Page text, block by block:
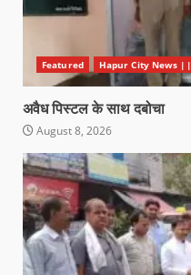
Featured Hapur City News ||
अवैध पिस्टल के साथ दबोचा
August 8, 2026